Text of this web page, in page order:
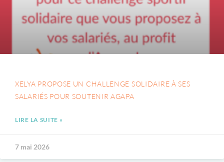
XELYA PROPOSE UN CHALLENGE SOLIDAIRE À SES
SALARIÉS POUR SOUTENIR AGAPA
LIRE LA SUITE »
7 mai 2026